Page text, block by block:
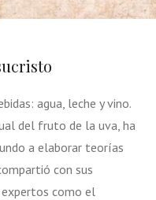
agua, leche y vino.
del fruto de la uva, ha
a elaborar teorías
con sus
expertos como el